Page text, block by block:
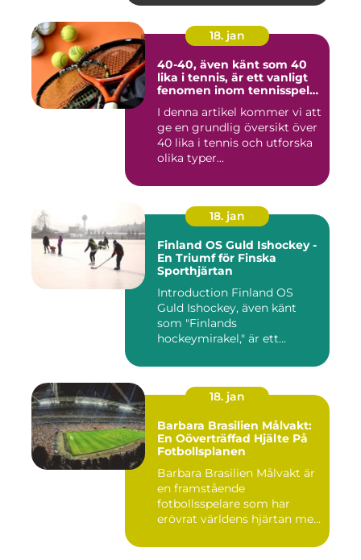
18. jan
40-40, även känt som 40
lika i tennis, är ett vanligt
fenomen inom tennisspelet
spännande och
frustrerande för spelare
och fans
I denna artikel kommer vi att
ge en grundlig översikt över
40 lika i tennis och utforska
olika typer...
18. jan
Finland OS Guld Ishockey -
En Triumf för Finska
Sporthjärtan
Introduction Finland OS
Guld Ishockey, även känt
som "Finlands
hockeymirakel," är ett
18. jan
Barbara Brasilien Målvakt:
En Oöverträffad Hjälte På
Fotbollsplanen
Barbara Brasilien Målvakt är
en framstående
fotbollsspelare som har
erövrat världens hjärtan med